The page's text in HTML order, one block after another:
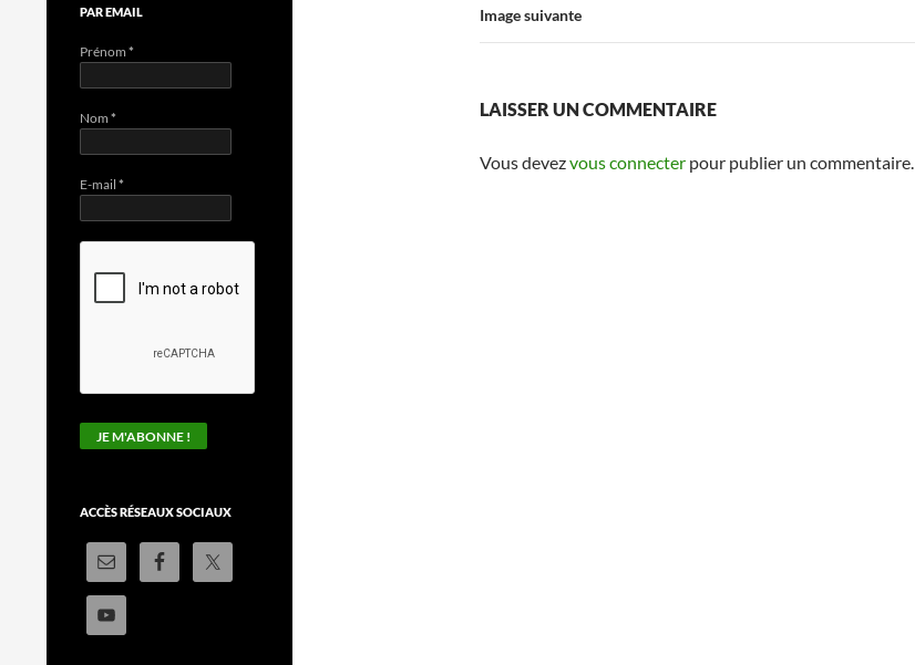
Image suivante
LAISSER UN COMMENTAIRE
Vous devezvous connecter pour publier un commentaire.
PAR EMAIL
Prénom *
Nom *
E-mail *
ACCÈS RÉSEAUX SOCIAUX